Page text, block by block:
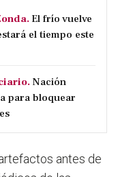
El frío vuelve
el tiempo este
Nación
para bloquear
antes de